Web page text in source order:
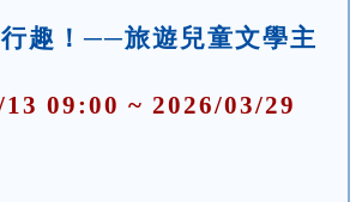
行趣！──旅遊兒童文學主
09:00 ~ 2026/03/29